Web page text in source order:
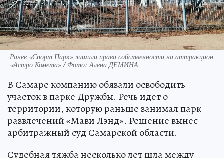
Ранее «Спорт Парк» лишили права собственности на аттракцион
«Астро Комета» / Фото: Алена ДЕМИНА
В Самаре компанию обязали освободить
участок в парке Дружбы. Речь идет о
территории, которую раньше занимал парк
развлечений «Мави Лэнд». Решение вынес
арбитражный суд Самарской области.
Судебная тяжба несколько лет шла между